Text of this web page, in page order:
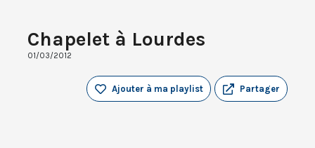
Chapelet à Lourdes
01/03/2012
Partager
Ajouter à ma playlist